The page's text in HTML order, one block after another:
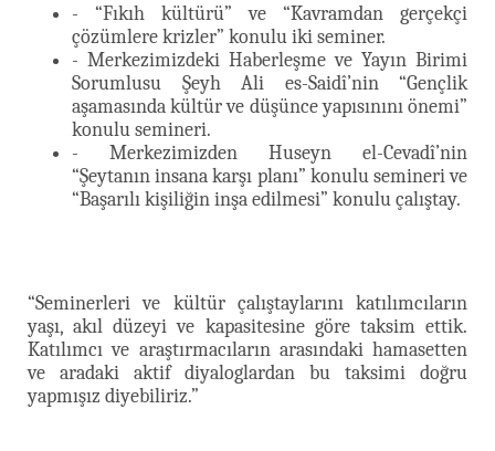
- “Fıkıh kültürü” ve “Kavramdan gerçekçi
çözümlere krizler” konulu iki seminer.
- Merkezimizdeki Haberleşme ve Yayın Birimi
Sorumlusu Şeyh Ali es-Saidî’nin “Gençlik
aşamasında kültür ve düşünce yapısınını önemi”
konulu semineri.
- Merkezimizden Huseyn el-Cevadî’nin
“Şeytanın insana karşı planı” konulu semineri ve
“Başarılı kişiliğin inşa edilmesi” konulu çalıştay.
“Seminerleri ve kültür çalıştaylarını katılımcıların
yaşı, akıl düzeyi ve kapasitesine göre taksim ettik.
Katılımcı ve araştırmacıların arasındaki hamasetten
ve aradaki aktif diyaloglardan bu taksimi doğru
yapmışız diyebiliriz.”